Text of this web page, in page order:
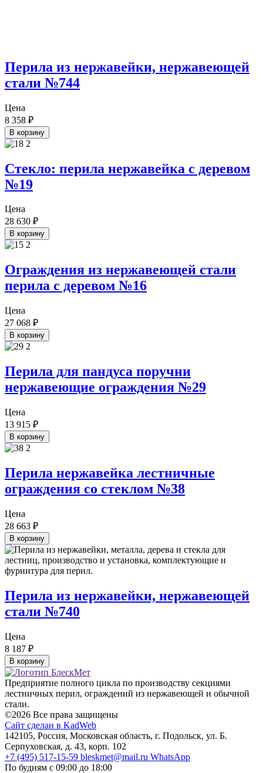
Перила из нержавейки, нержавеющей
стали №744
Цена
8 358 ₽
В корзину
Стекло: перила нержавейка с деревом
№19
Цена
28 630 ₽
В корзину
Ограждения из нержавеющей стали
перила с деревом №16
Цена
27 068 ₽
В корзину
Перила для пандуса поручни
нержавеющие ограждения №29
Цена
13 915 ₽
В корзину
Перила нержавейка лестничные
ограждения со стеклом №38
Цена
28 663 ₽
В корзину
Перила из нержавейки, нержавеющей
стали №740
Цена
8 187 ₽
В корзину
Предприятие полного цикла по производству секциями
лестничных перил, ограждений из нержавеющей и обычной
стали.
©2026 Все права защищены
Сайт сделан в KadWeb
142105, Россия, Московская область, г. Подольск, ул. Б.
Серпуховская, д. 43, корп. 102
+7 (495) 517-15-59 bleskmet@mail.ru WhatsApp
По будням с 09:00 до 18:00